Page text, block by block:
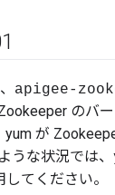
apigee-
のバ
が
うな状況では、
してください。